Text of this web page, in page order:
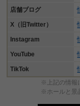
店舗ブログ
X（旧Twitter）
Instagram
YouTube
TikTok
※上記の情報
※ホールと景